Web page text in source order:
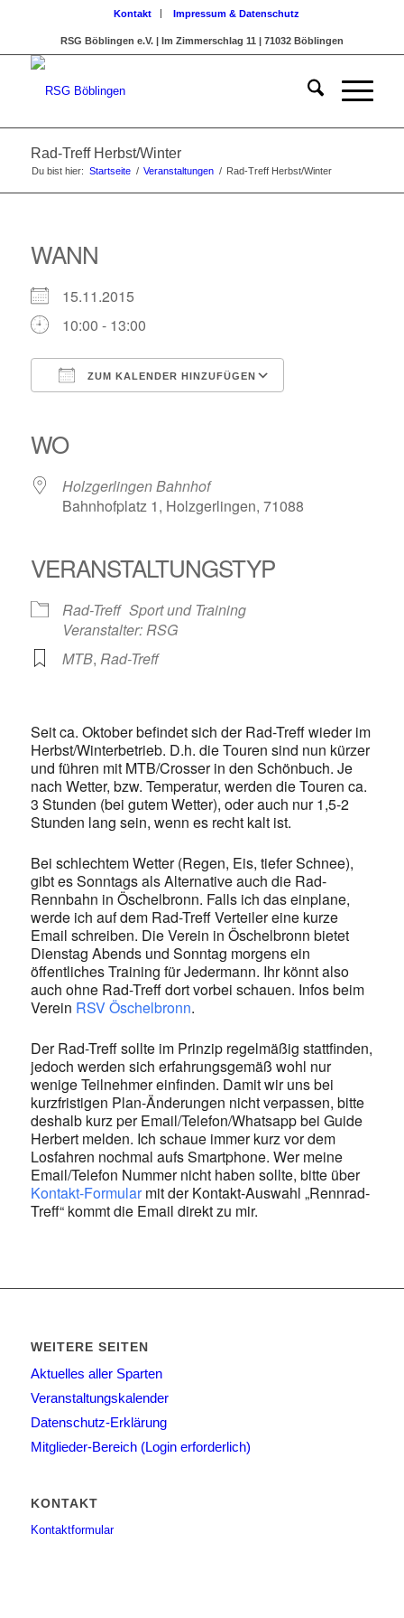
Kontakt Impressum & Datenschutz
RSG Böblingen e.V. | Im Zimmerschlag 11 | 71032 Böblingen
Rad-Treff Herbst/Winter
Du bist hier: Startseite / Veranstaltungen / Rad-Treff Herbst/Winter
WANN
15.11.2015
10:00 - 13:00
ZUM KALENDER HINZUFÜGEN
WO
Holzgerlingen Bahnhof
Bahnhofplatz 1, Holzgerlingen, 71088
VERANSTALTUNGSTYP
Rad-Treff Sport und Training
Veranstalter: RSG
MTB, Rad-Treff
Seit ca. Oktober befindet sich der Rad-Treff wieder im
Herbst/Winterbetrieb. D.h. die Touren sind nun kürzer
und führen mit MTB/Crosser in den Schönbuch. Je
nach Wetter, bzw. Temperatur, werden die Touren ca.
3 Stunden (bei gutem Wetter), oder auch nur 1,5-2
Stunden lang sein, wenn es recht kalt ist.
Bei schlechtem Wetter (Regen, Eis, tiefer Schnee),
gibt es Sonntags als Alternative auch die Rad-
Rennbahn in Öschelbronn. Falls ich das einplane,
werde ich auf dem Rad-Treff Verteiler eine kurze
Email schreiben. Die Verein in Öschelbronn bietet
Dienstag Abends und Sonntag morgens ein
öffentliches Training für Jedermann. Ihr könnt also
auch ohne Rad-Treff dort vorbei schauen. Infos beim
Verein RSV Öschelbronn.
Der Rad-Treff sollte im Prinzip regelmäßig stattfinden,
jedoch werden sich erfahrungsgemäß wohl nur
wenige Teilnehmer einfinden. Damit wir uns bei
kurzfristigen Plan-Änderungen nicht verpassen, bitte
deshalb kurz per Email/Telefon/Whatsapp bei Guide
Herbert melden. Ich schaue immer kurz vor dem
Losfahren nochmal aufs Smartphone. Wer meine
Email/Telefon Nummer nicht haben sollte, bitte über
Kontakt-Formularmit der Kontakt-Auswahl „Rennrad-
Treff“ kommt die Email direkt zu mir.
WEITERE SEITEN
Aktuelles aller Sparten
Veranstaltungskalender
Datenschutz-Erklärung
Mitglieder-Bereich (Login erforderlich)
KONTAKT
Kontaktformular